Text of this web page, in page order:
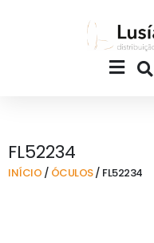
Main
Menu
FL52234
INÍCIO / ÓCULOS/ FL52234